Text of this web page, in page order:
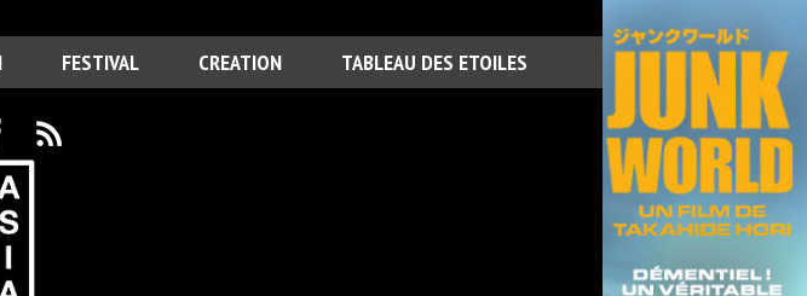
FESTIVAL CREATION TABLEAU DES ETOILES